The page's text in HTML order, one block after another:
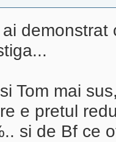
Tom mai
e pretul
si de Bf ce